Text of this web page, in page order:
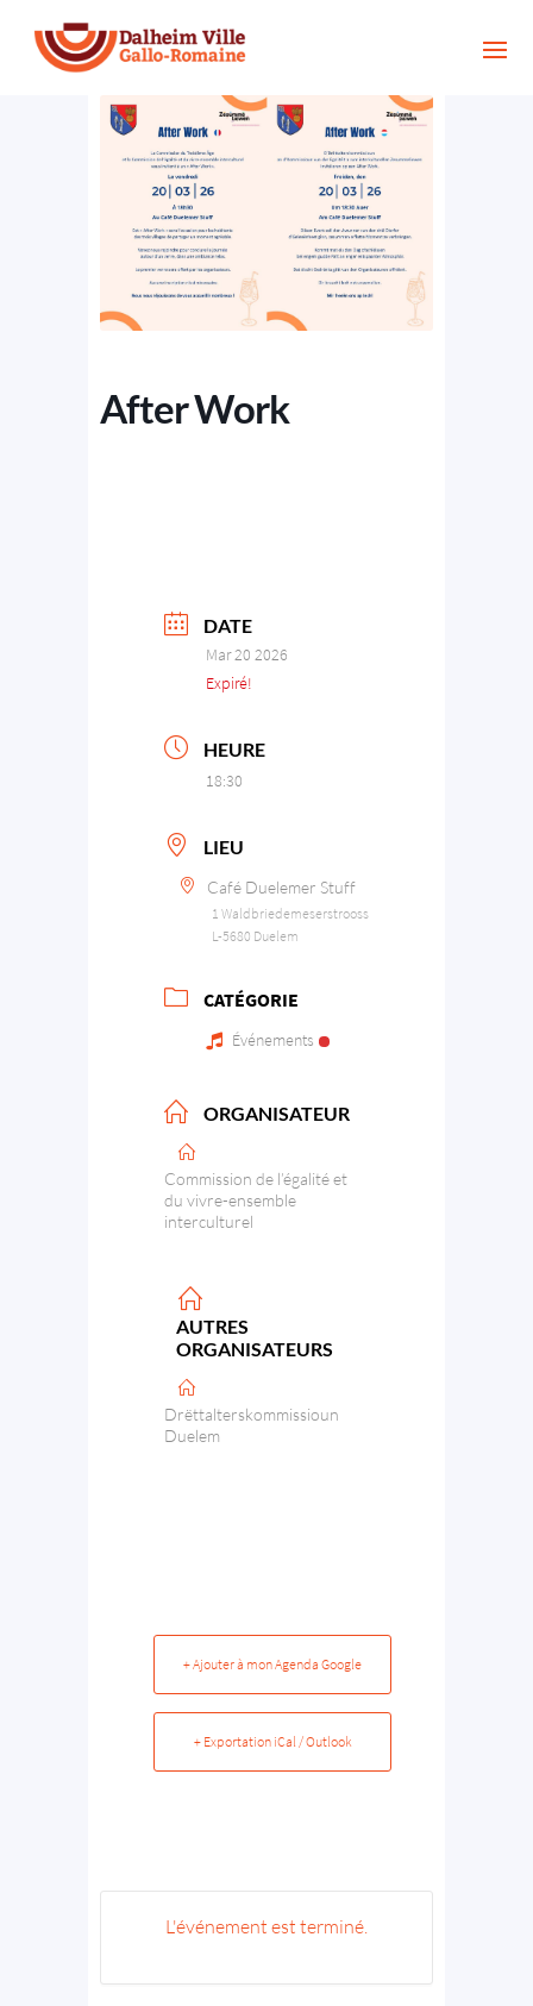
After Work
DATE
Mar 20 2026
Expiré!
HEURE
18:30
LIEU
Café Duelemer Stuff
1 Waldbriedemeserstrooss
L-5680 Duelem
CATÉGORIE
Événements
ORGANISATEUR
Commission de l’égalité et
du vivre-ensemble
interculturel
AUTRES
ORGANISATEURS
Drëttalterskommissioun
Duelem
+ Ajouter à mon Agenda Google
+ Exportation iCal / Outlook
L'événement est terminé.